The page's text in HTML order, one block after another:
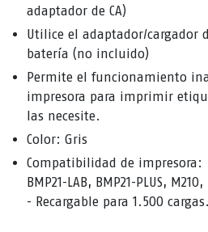
adaptador de CA)
Utilice el adaptador/cargador
batería (no incluido)
Permite el funcionamiento
impresora para imprimir
las necesite.
Color: Gris
Compatibilidad de impresora:
BMP21-LAB, BMP21-PLUS,
- Recargable para 1.500 cargas.